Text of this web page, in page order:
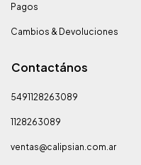
Pagos
Cambios & Devoluciones
Contactános
5491128263089
1128263089
ventas@calipsian.com.ar